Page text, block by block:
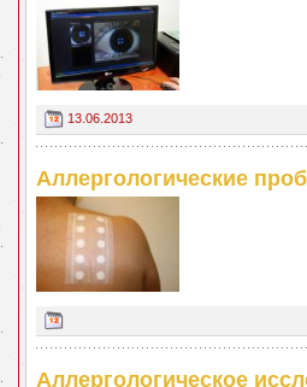
13.06.2013
Аллергологические
Аллергологическое